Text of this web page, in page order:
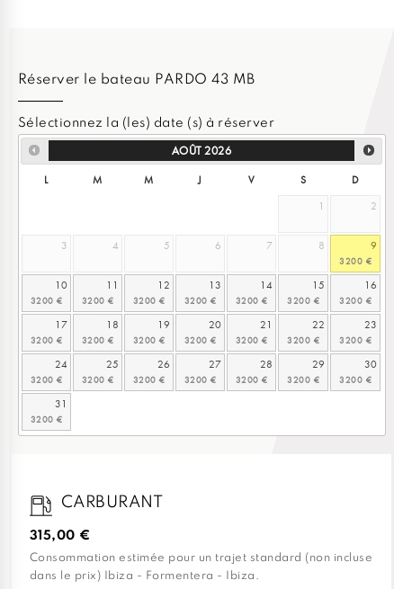
Réserver le bateau PARDO 43 MB
Sélectionnez la (les) date (s) à réserver
AOÛT 2026
L M M J V S
D
1
2
3 4 5 6 7 8 9
10 11 12 13 14 15 16
17 18 19 20 21 22 23
24 25 26 27 28 29 30
31
CARBURANT
315,00 €
Consommation estimée pour un trajet standard (non incluse
dans le prix) Ibiza - Formentera - Ibiza.